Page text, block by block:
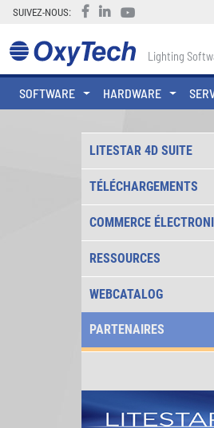
SUIVEZ-NOUS:
Lighting
SOFTWARE HARDWARE
LITESTAR 4D SUITE
TÉLÉCHARGEMENTS
COMMERCE
RESSOURCES
WEBCATALOG
PARTENAIRES